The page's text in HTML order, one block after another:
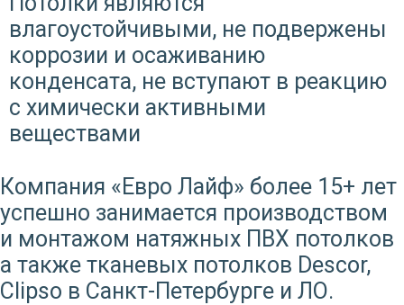
влагоустойчивыми, не подвержены
коррозии и осаживанию
конденсата, не вступают в реакцию
с химически активными
веществами
Компания «Евро Лайф» более 15+ лет
успешно занимается производством
и монтажом натяжных ПВХ потолков
а также тканевых потолков Descor,
Clipso в Санкт-Петербурге и ЛО.